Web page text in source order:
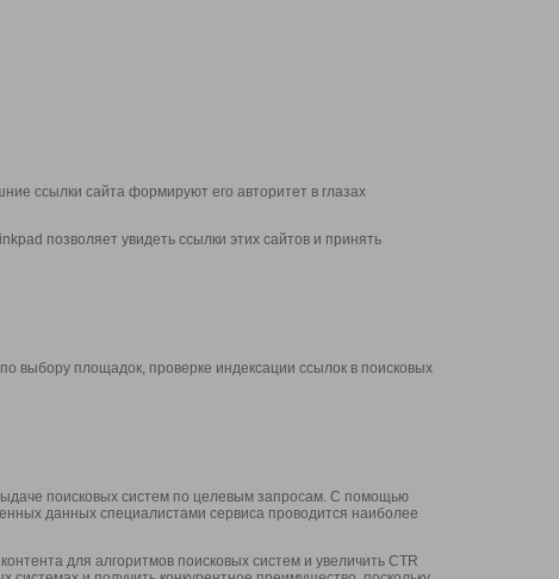
ссылки сайта формируют его авторитет в глазах
позволяет увидеть ссылки этих сайтов и принять
выбору площадок, проверке индексации ссылок в поисковых
поисковых систем по целевым запросам. С помощью
данных специалистами сервиса проводится наиболее
для алгоритмов поисковых систем и увеличить CTR